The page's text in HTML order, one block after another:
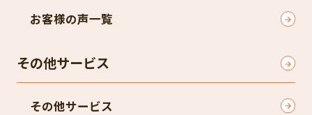
お客様の声一覧
その他サービス
その他サービス